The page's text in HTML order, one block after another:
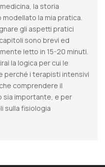
la storia
la mia pratica.
gli aspetti pratici
sono brevi ed
letto in 15-20 minuti.
la logica per cui le
perché i terapisti intensivi
comprendere il
sia importante, e per
sulla fisiologia